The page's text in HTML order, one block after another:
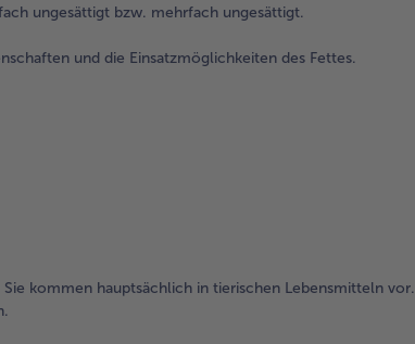
ungesättigt bzw. mehrfach ungesättigt.
und die Einsatzmöglichkeiten des Fettes.
kommen hauptsächlich in tierischen Lebensmitteln vor.